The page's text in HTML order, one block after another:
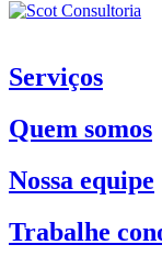
Serviços
Quem somos
Nossa equipe
Trabalhe